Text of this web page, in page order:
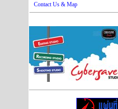
Contact Us & Map